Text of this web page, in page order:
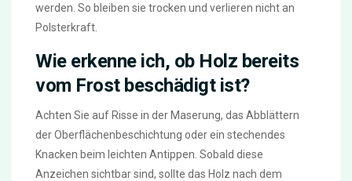
werden. So bleiben sie trocken und verlieren nicht an
Polsterkraft.
Wie erkenne ich, ob Holz bereits
vom Frost beschädigt ist?
Achten Sie auf Risse in der Maserung, das Abblättern
der Oberflächenbeschichtung oder ein stechendes
Knacken beim leichten Antippen. Sobald diese
Anzeichen sichtbar sind, sollte das Holz nach dem